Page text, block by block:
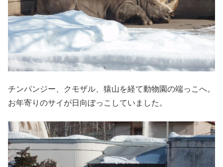
チンパンジー、クモザル、猿山を経て動物園の端っこへ。
お年寄りのサイが日向ぼっこしていました。